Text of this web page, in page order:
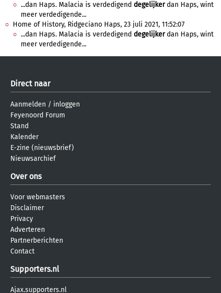
...dan Haps. Malacia is verdedigend degelijkerdan Haps, wint
meer verdedigende...
Home of History, Ridgeciano Haps, 23 juli 2021, 11:52:07
...dan Haps. Malacia is verdedigend degelijkerdan Haps, wint
meer verdedigende...
Direct naar
Aanmelden / inloggen
Feyenoord Forum
Stand
Kalender
E-zine (nieuwsbrief)
Nieuwsarchief
Over ons
Voor webmasters
Disclaimer
Privacy
Adverteren
Partnerberichten
Contact
Supporters.nl
Ajax.supporters.nl